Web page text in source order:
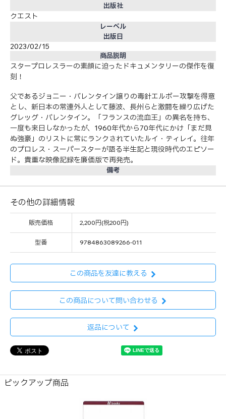
出版社
クエスト
レーベル
出版日
2023/02/15
商品説明
スタープロレスラーの素顔に迫ったドキュメンタリーの傑作を復
刻！
父であるジョニー・バレンタイン譲りの毒針エルボー攻撃を得意
とし、新日本の常連外人として藤波、長州らと激闘を繰り広げた
グレッグ・バレンタイン。「フランスの流血王」の異名を持ち、
一度も来日しなかったが、1960年代から70年代にかけ「まだ見
ぬ強豪」のリストに常にランクされていたルイ・ティレイ。往年
のプロレス・スーパースターが語る半生記と現役時代のエピソー
ド。貴重な映像記録を廉価版で再発売。
備考
その他の詳細情報
販売価格 2,200円(税200円)
型番 9784863089266-011
この商品を友達に教える
この商品について問い合わせる
返品について
ピックアップ商品